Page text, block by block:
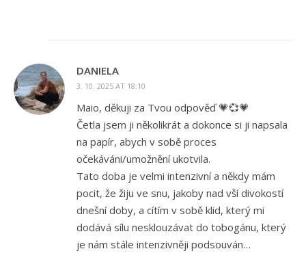
DANIELA
3. 10. 2025 AT 18:10
Maio, děkuji za Tvou odpověď 💗💞💗
Četla jsem ji několikrát a dokonce si ji napsala
na papír, abych v sobě proces
očekáváni/umožnění ukotvila.
Tato doba je velmi intenzivní a někdy mám
pocit, že žiju ve snu, jakoby nad vší divokostí
dnešní doby, a cítím v sobě klid, který mi
dodává sílu nesklouzávat do tobogánu, který
je nám stále intenzivněji podsouván…